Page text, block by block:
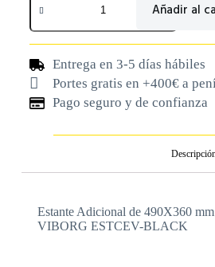
Añadir al
Entrega en 3-5 días hábiles
Portes gratis en +400€ a
Pago seguro y de confianza
Estante Adicional de 490X360
VIBORG ESTCEV-BLACK